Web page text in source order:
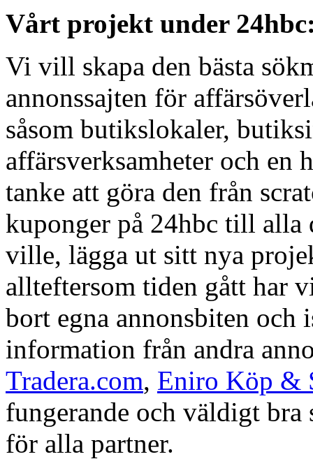
Vårt projekt under
Vi vill skapa den bästa
annonssajten för
såsom butikslokaler,
affärsverksamheter och en
tanke att göra den från
kuponger på 24hbc till alla
ville, lägga ut sitt nya
allteftersom tiden gått har
bort egna annonsbiten och
information från andra
Tradera.com, Eniro Köp &
fungerande och väldigt
för alla partner.